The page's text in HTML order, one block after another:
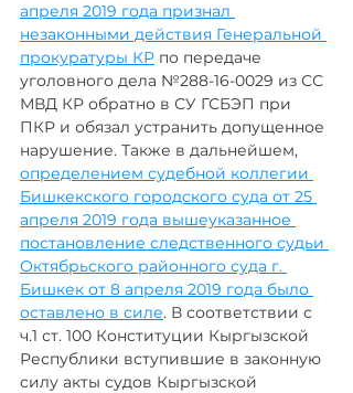
апреля 2019 года признал
незаконными действия Генеральной
прокуратуры КР по передаче
уголовного дела №288-16-0029 из СС
МВД КР обратно в СУ ГСБЭП при
ПКР и обязал устранить допущенное
нарушение. Также в дальнейшем,
определением судебной коллегии
Бишкекского городского суда от 25
апреля 2019 года вышеуказанное
постановление следственного судьи
Октябрьского районного суда г.
Бишкек от 8 апреля 2019 года было
оставлено в силе. В соответствии с
ч.1 ст. 100 Конституции Кыргызской
Республики вступившие в законную
силу акты судов Кыргызской